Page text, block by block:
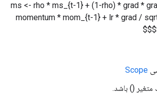
$$ms <- rho * ms_{t-1} + (1-rho) * grad *
momentum * mom_{t-1} + lr * grad /
Scope